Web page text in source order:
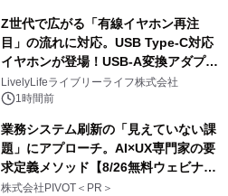
アーティストを フィーチャーしたアニ
メーションを公開～
Z世代で広がる「有線イヤホン再注
目」の流れに対応。USB Type-C対応
イヤホンが登場！USB-A変換アダプタ
ー付きでスマホからパソコンまで幅広
く活用可能
LivelyLifeライブリーライフ株式会社
1時間前
業務システム刷新の「見えていない課
題」にアプローチ。AI×UX専門家の要
求定義メソッド【8/26無料ウェビナ
ー】株式会社PIVOT
株式会社PIVOT＜PR＞